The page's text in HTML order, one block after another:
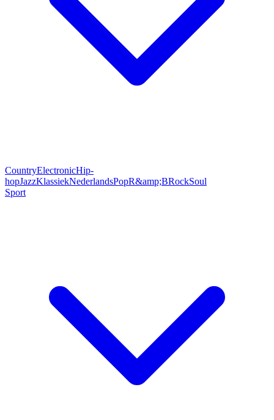
CountryElectronicHip-
hopJazzKlassiekNederlandsPopR&amp;BRockSoul
Sport